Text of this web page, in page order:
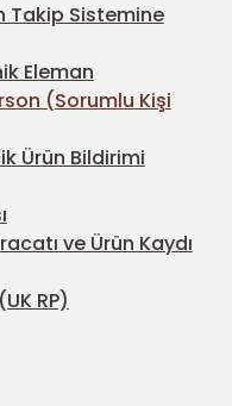
Takip Sistemine
Eleman
(Sorumlu Kişi
Ürün Bildirimi
ve Ürün Kaydı
RP)